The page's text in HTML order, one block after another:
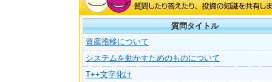
質問タイトル
資産推移について
システムを動かすためのものについて
T++文字化け